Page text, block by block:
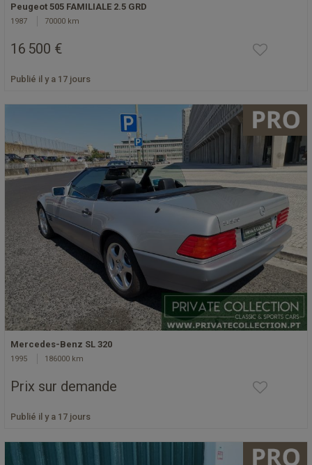
Peugeot 505 FAMILIALE 2.5 GRD
1987 70000 km
16 500 €
Publié il y a 17 jours
Mercedes-Benz SL 320
1995 186000 km
Prix sur demande
Publié il y a 17 jours